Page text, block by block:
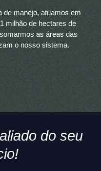
de manejo, atuamos em
milhão de hectares de
as áreas das
o nosso sistema.
do seu